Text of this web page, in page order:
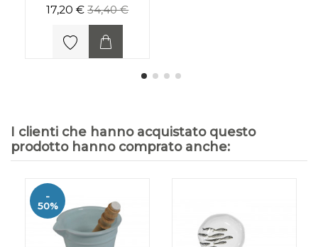
17,20 €34,40 €
I clienti che hanno acquistato questo
prodotto hanno comprato anche:
-
50%